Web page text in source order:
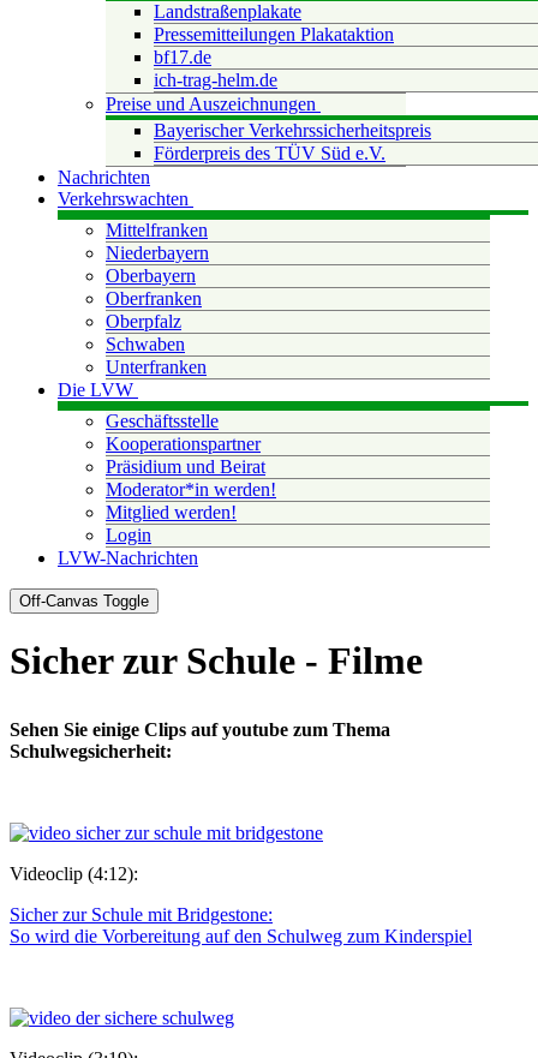
Landstraßenplakate
Pressemitteilungen Plakataktion
bf17.de
ich-trag-helm.de
Preise und Auszeichnungen
Bayerischer Verkehrssicherheitspreis
Förderpreis des TÜV Süd e.V.
Nachrichten
Verkehrswachten
Mittelfranken
Niederbayern
Oberbayern
Oberfranken
Oberpfalz
Schwaben
Unterfranken
Die LVW
Geschäftsstelle
Kooperationspartner
Präsidium und Beirat
Moderator*in werden!
Mitglied werden!
Login
LVW-Nachrichten
Off-Canvas Toggle
Sicher zur Schule - Filme
Sehen Sie einige Clips auf youtube zum Thema
Schulwegsicherheit:
Videoclip (4:12):
Sicher zur Schule mit Bridgestone:
So wird die Vorbereitung auf den Schulweg zum Kinderspiel